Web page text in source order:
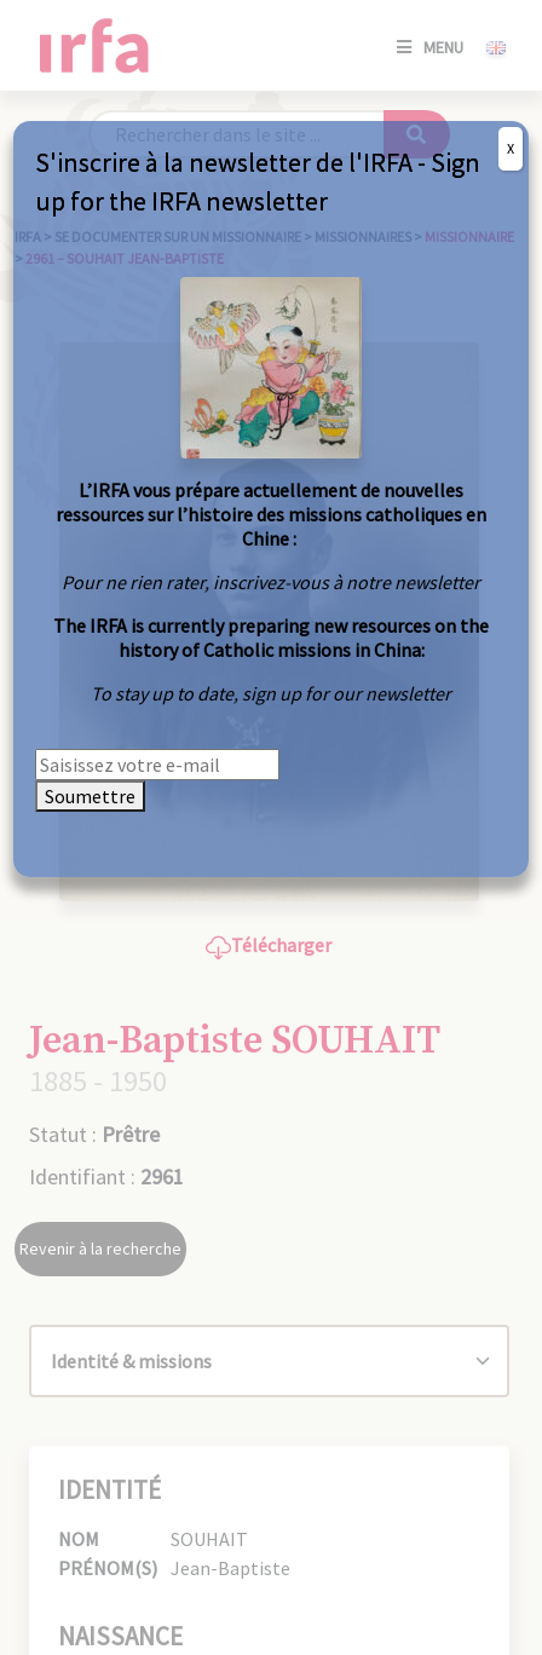
MENU
SE
/
IRFA > SE DOCUMENTER SUR UN MISSIONNAIRE > MISSIONNAIRES > MISSIONNAIRE
> 2961 – SOUHAIT JEAN-BAPTISTE
Télécharger
Jean-Baptiste SOUHAIT
1885 - 1950
Statut : Prêtre
Identifiant : 2961
Revenir à la recherche
IDENTITÉ
NOM
SOUHAIT
PRÉNOM(S) Jean-Baptiste
NAISSANCE
S'inscrire à la newsletter de l'IRFA - Sign
up for the IRFA newsletter
L’IRFA vous prépare actuellement de nouvelles
ressources sur l’histoire des missions catholiques en
Chine :
Pour ne rien rater, inscrivez-vous à notre newsletter
The IRFA is currently preparing new resources on the
history of Catholic missions in China:
To stay up to date, sign up for our newsletter
Soumettre
X